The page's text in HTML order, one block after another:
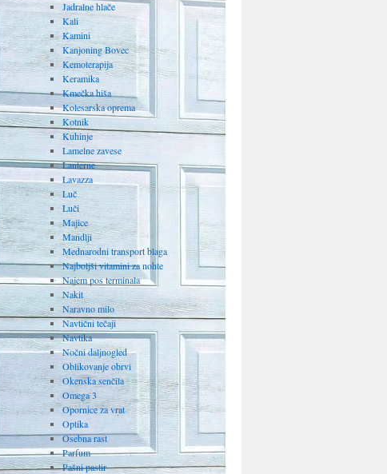
Jadralne hlače
Kali
Kamini
Kanjoning Bovec
Kemoterapija
Keramika
Kmečka hiša
Kolesarska oprema
Kotnik
Kuhinje
Lamelne zavese
Lanterne
Lavazza
Luč
Luči
Majice
Mandlji
Mednarodni transport blaga
Najboljši vitamini za nohte
Najem pos terminala
Nakit
Naravno milo
Navtični tečaji
Navtika
Nočni daljnogled
Oblikovanje obrvi
Okenska senčila
Omega 3
Opornice za vrat
Optika
Osebna rast
Parfum
Pašni pastir